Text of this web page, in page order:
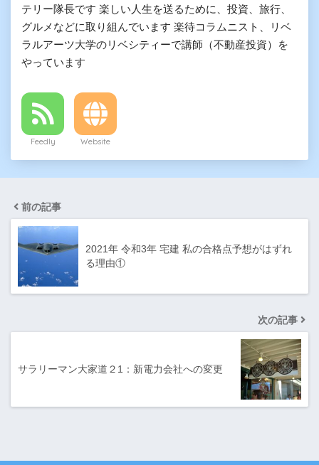
テリー隊長です 楽しい人生を送るために、投資、旅行、
グルメなどに取り組んでいます 楽待コラムニスト、リベ
ラルアーツ大学のリベシティーで講師（不動産投資）を
やっています
Feedly Website
前の記事
2021年 令和3年 宅建 私の合格点予想がはずれ
る理由①
次の記事
サラリーマン大家道２1：新電力会社への変更